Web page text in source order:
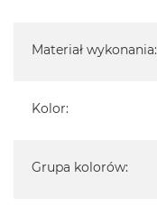
Materiał wykonania:
Kolor:
Grupa kolorów: